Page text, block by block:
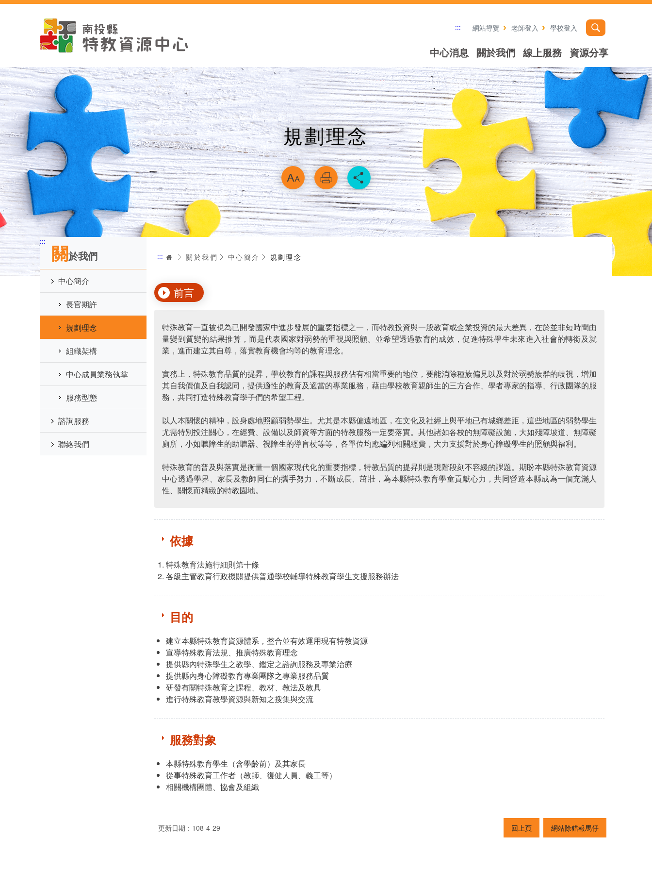
跳
::: 網站導覽 老師登入 學校登入
中心消息 關於我們 線上服務 資源分享
規劃理念
略過字型切換，社群分享工具列
關於我們
:::
中心簡介
長官期許
規劃理念
組織架構
中心成員業務執掌
服務型態
諮詢服務
聯絡我們
::: 首頁關於我們 中心簡介 規劃理念
前言
特殊教育一直被視為已開發國家中進步發展的重要指標之一，而特教投資與一般教育或企業投資的最大差異，在於並非短時間由
量變到質變的結果推算，而是代表國家對弱勢的重視與照顧。並希望透過教育的成效，促進特殊學生未來進入社會的轉銜及就
業，進而建立其自尊，落實教育機會均等的教育理念。
實務上，特殊教育品質的提昇，學校教育的課程與服務佔有相當重要的地位，要能消除種族偏見以及對於弱勢族群的歧視，增加
其自我價值及自我認同，提供適性的教育及適當的專業服務，藉由學校教育親師生的三方合作、學者專家的指導、行政團隊的服
務，共同打造特殊教育學子們的希望工程。
以人本關懷的精神，設身處地照顧弱勢學生。尤其是本縣偏遠地區，在文化及社經上與平地已有城鄉差距，這些地區的弱勢學生
尤需特別投注關心，在經費、設備以及師資等方面的特教服務一定要落實。其他諸如各校的無障礙設施，大如殘障坡道、無障礙
廁所，小如聽障生的助聽器、視障生的導盲杖等等，各單位均應編列相關經費，大力支援對於身心障礙學生的照顧與福利。
特殊教育的普及與落實是衡量一個國家現代化的重要指標，特教品質的提昇則是現階段刻不容緩的課題。期盼本縣特殊教育資源
中心透過學界、家長及教師同仁的攜手努力，不斷成長、茁壯，為本縣特殊教育學童貢獻心力，共同營造本縣成為一個充滿人
性、關懷而精緻的特教園地。
依據
特殊教育法施行細則第十條
各級主管教育行政機關提供普通學校輔導特殊教育學生支援服務辦法
目的
建立本縣特殊教育資源體系，整合並有效運用現有特教資源
宣導特殊教育法規、推廣特殊教育理念
提供縣內特殊學生之教學、鑑定之諮詢服務及專業治療
提供縣內身心障礙教育專業團隊之專業服務品質
研發有關特殊教育之課程、教材、教法及教具
進行特殊教育教學資源與新知之搜集與交流
服務對象
本縣特殊教育學生（含學齡前）及其家長
從事特殊教育工作者（教師、復健人員、義工等）
相關機構團體、協會及組織
更新日期：108-4-29 回上頁 網站除錯報馬仔